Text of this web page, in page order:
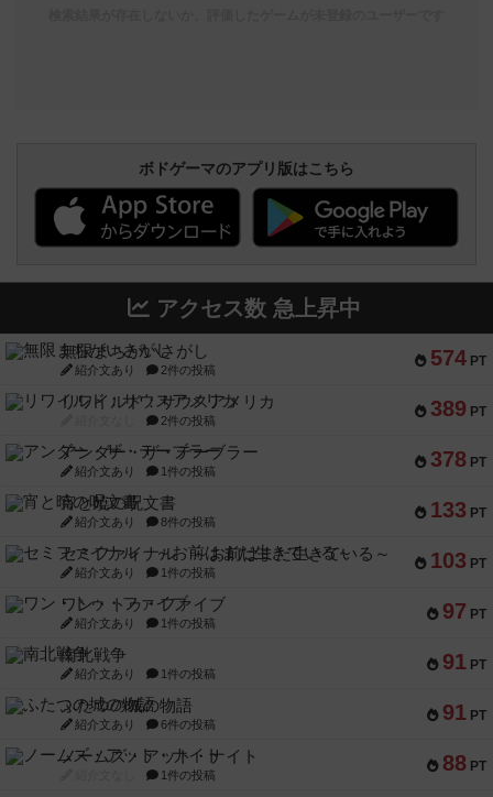
ボドゲーマのアプリ版はこちら
アクセス数 急上昇中
574 PT
無限まちがいさがし
紹介文あり 2件の投稿
389 PT
リワイルド：サウスアメリカ
2件の投稿
378 PT
アンダー・ザ・テーブラー
紹介文あり 1件の投稿
133 PT
宵と暁の呪文書
紹介文あり 8件の投稿
103 PT
セミファイナル ～お前はまだ生きている～
紹介文あり 1件の投稿
97 PT
ワン・トゥ・ファイブ
紹介文あり 1件の投稿
91 PT
南北戦争
紹介文あり 1件の投稿
91 PT
ふたつの城の物語
紹介文あり 6件の投稿
88 PT
ノームズ・アット・ナイト
1件の投稿